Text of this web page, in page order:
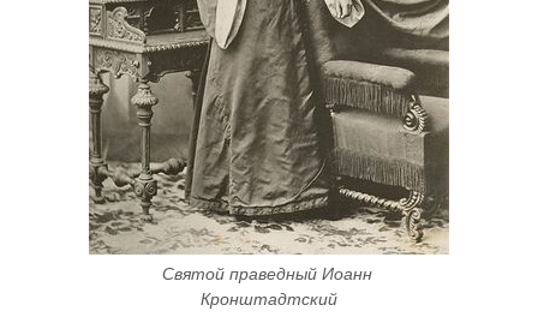
Святой праведный Иоанн
Кронштадтский